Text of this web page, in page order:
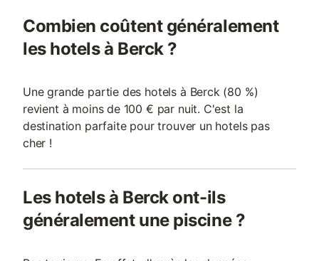
Combien coûtent généralement
les hotels à Berck ?
Une grande partie des hotels à Berck (80 %)
revient à moins de 100 € par nuit. C'est la
destination parfaite pour trouver un hotels pas
cher !
Les hotels à Berck ont-ils
généralement une piscine ?